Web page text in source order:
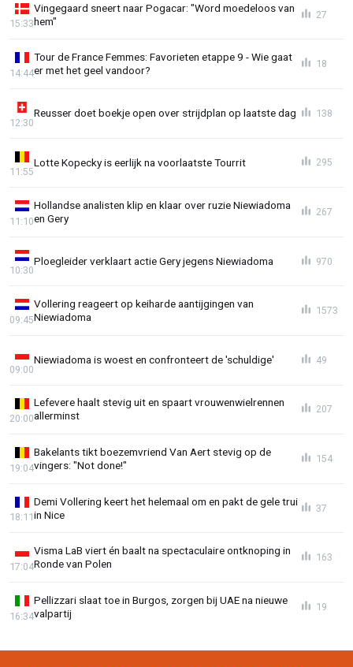
Vingegaard sneert naar Pogacar: "Word moedeloos van
hem"
15:33
27
Tour de France Femmes: Favorieten etappe 9 - Wie gaat
er met het geel vandoor?
14:44
18
Reusser doet boekje open over strijdplan op laatste dag
12:30
138
Lotte Kopecky is eerlijk na voorlaatste Tourrit
11:55
295
Hollandse analisten klip en klaar over ruzie Niewiadoma
en Gery
11:10
267
Ploegleider verklaart actie Gery jegens Niewiadoma
10:30
970
Vollering reageert op keiharde aantijgingen van
Niewiadoma
09:45
1573
Niewiadoma is woest en confronteert de 'schuldige'
09:00
49
Lefevere haalt stevig uit en spaart vrouwenwielrennen
allerminst
20:00
207
Bakelants tikt boezemvriend Van Aert stevig op de
vingers: "Not done!"
19:04
154
Demi Vollering keert het helemaal om en pakt de gele trui
in Nice
18:11
37
Visma LaB viert én baalt na spectaculaire ontknoping in
Ronde van Polen
17:04
163
Pellizzari slaat toe in Burgos, zorgen bij UAE na nieuwe
valpartij
16:34
19